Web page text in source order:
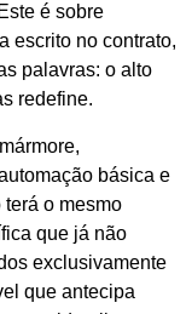
é sobre
escrito no contrato,
palavras: o alto
redefine.
básica e
o mesmo
que já não
exclusivamente
que antecipa